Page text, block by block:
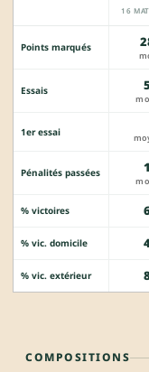
16
Points marqués
Essais 5
1er essai
Pénalités passées 1
% victoires
% vic. domicile
% vic. extérieur
COMPOSITIONS